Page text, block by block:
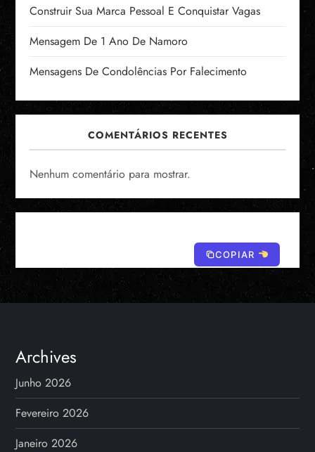
Construir Sua Marca Pessoal E Conquistar Vagas
Mensagem De 1 Ano De Namoro
Mensagens De Condolências Por Falecimento
COMENTÁRIOS RECENTES
Nenhum comentário para mostrar.
COPIAR
Archives
Junho 2026
Fevereiro 2026
Janeiro 2026